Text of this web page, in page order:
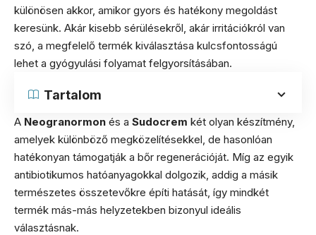
különösen akkor, amikor gyors és hatékony megoldást
keresünk. Akár kisebb sérülésekről, akár irritációkról van
szó, a megfelelő termék kiválasztása kulcsfontosságú
lehet a gyógyulási folyamat felgyorsításában.
Tartalom
A Neogranormon és a Sudocrem két olyan készítmény,
amelyek különböző megközelítésekkel, de hasonlóan
hatékonyan támogatják a bőr regenerációját. Míg az egyik
antibiotikumos hatóanyagokkal dolgozik, addig a másik
természetes összetevőkre építi hatását, így mindkét
termék más-más helyzetekben bizonyul ideális
választásnak.